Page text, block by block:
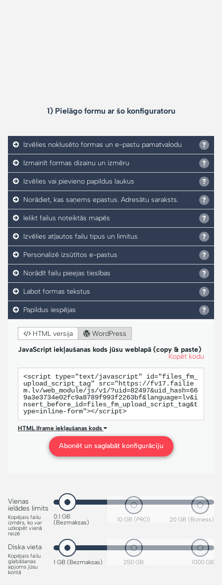
1) Pielāgo formu ar šo konfiguratoru
Izvēlies noklusēto formas un e-pastu pamatvalodu
Izmainīt formas dizainu un izmēru
Izvēlies vai pievieno papildus laukus
Norādiet, kas saņems epastus. Adresātu saraksts.
Ielikt failus noteiktās mapēs
Izvēlies atļautos failu tipus un limitus
Personalizē izsūtītos e-pastus
Norādīt failu pieejas tiesības
Labot formas tekstus
Papildus iespējas
HTML versija
WordPress
JavaScript iekļaušanas kods jūsu weblapā (copy & paste)
Kopēt kodu
<script type="text/javascript" id="files_fm_
upload_script_tag" src="https://fv17.failie
m.lv/web_module/js/v1/?uid=82497&uid_hash=66
9a3e3734e02fc9a8789f993f2263bf&language=lv&i
nsert_before_id=files_fm_upload_script_tag&t
ype=inline-form"></script>
HTML iframe iekļaušanas kods
Abonēt un saglabāt konfigurāciju
Vienas
ielādes limits
Kopējais failu
izmērs, ko var
uzkopēt vienā
reizē
0.1 GB
(Bezmaksas)
10 GB (PRO) 20 GB (Bizness)
Diska vieta
Kopējais failu
glabāšanas
apjoms jūsu
kontā
1 GB (Bezmaksas) 250 GB 1000 GB